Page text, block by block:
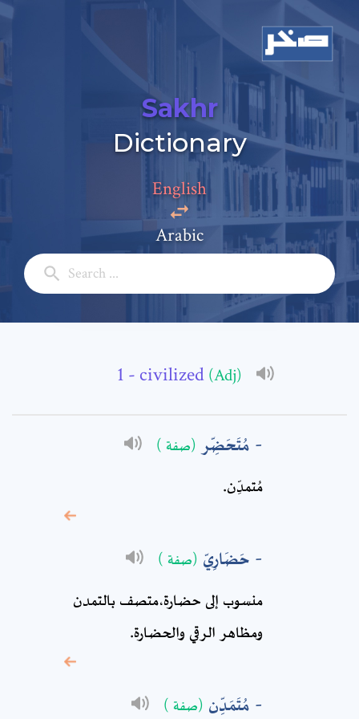
Sakhr
Dictionary
English
Arabic
- civilized (Adj)
مُتَحَضِّر (صفة )
مُتمدِّن‏.
حَضَارِيّ (صفة )
منسوب إلى حضارة‏،متصف بالتمدن
ومظاهر الرقي والحضارة.
مُتَمَدِّن (صفة )
Add a comment
Email: *
* sign, it means are